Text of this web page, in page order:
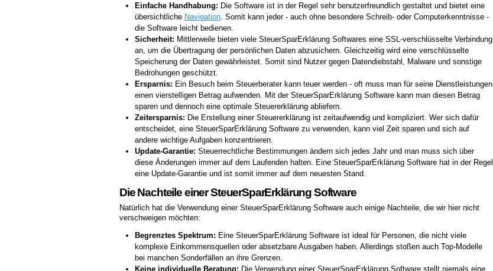
Einfache Handhabung: Die Software ist in der Regel sehr benutzerfreundlich gestaltet und bietet eine
übersichtliche Navigation. Somit kann jeder - auch ohne besondere Schreib- oder Computerkenntnisse -
die Software leicht bedienen.
Sicherheit: Mittlerweile bieten viele SteuerSparErklärung Softwares eine SSL-verschlüsselte Verbindung
an, um die Übertragung der persönlichen Daten abzusichern. Gleichzeitig wird eine verschlüsselte
Speicherung der Daten gewährleistet. Somit sind Nutzer gegen Datendiebstahl, Malware und sonstige
Bedrohungen geschützt.
Ersparnis: Ein Besuch beim Steuerberater kann teuer werden - oft muss man für seine Dienstleistungen
einen vierstelligen Betrag aufwenden. Mit der SteuerSparErklärung Software kann man diesen Betrag
sparen und dennoch eine optimale Steuererklärung abliefern.
Zeitersparnis: Die Erstellung einer Steuererklärung ist zeitaufwendig und kompliziert. Wer sich dafür
entscheidet, eine SteuerSparErklärung Software zu verwenden, kann viel Zeit sparen und sich auf
andere wichtige Aufgaben konzentrieren.
Update-Garantie: Steuerrechtliche Bestimmungen ändern sich jedes Jahr und man muss sich über
diese Änderungen immer auf dem Laufenden halten. Eine SteuerSparErklärung Software hat in der Regel
eine Update-Garantie und ist somit immer auf dem neuesten Stand.
Die Nachteile einer SteuerSparErklärung Software
Natürlich hat die Verwendung einer SteuerSparErklärung Software auch einige Nachteile, die wir hier nicht
verschweigen möchten:
Begrenztes Spektrum: Eine SteuerSparErklärung Software ist ideal für Personen, die nicht viele
komplexe Einkommensquellen oder absetzbare Ausgaben haben. Allerdings stoßen auch Top-Modelle
bei manchen Sonderfällen an ihre Grenzen.
Keine individuelle Beratung: Die Verwendung einer SteuerSparErklärung Software stellt niemals eine